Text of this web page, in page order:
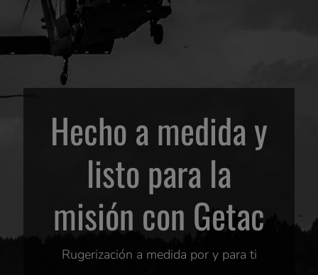
Hecho a medida y
listo para la
misión con Getac
Rugerización a medida por y para ti